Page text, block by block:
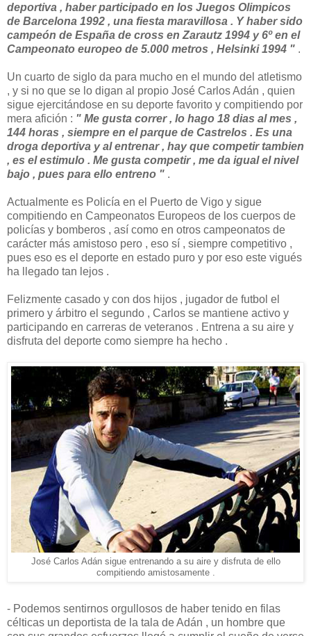
deportiva , haber participado en los Juegos Olimpicos
de Barcelona 1992 , una fiesta maravillosa . Y haber sido
campeón de España de cross en Zarautz 1994 y 6º en el
Campeonato europeo de 5.000 metros , Helsinki 1994 " .
Un cuarto de siglo da para mucho en el mundo del atletismo
, y si no que se lo digan al propio José Carlos Adán , quien
sigue ejercitándose en su deporte favorito y compitiendo por
mera afición : " Me gusta correr , lo hago 18 dias al mes ,
144 horas , siempre en el parque de Castrelos . Es una
droga deportiva y al entrenar , hay que competir tambien
, es el estimulo . Me gusta competir , me da igual el nivel
bajo , pues para ello entreno " .
Actualmente es Policía en el Puerto de Vigo y sigue
compitiendo en Campeonatos Europeos de los cuerpos de
policías y bomberos , así como en otros campeonatos de
carácter más amistoso pero , eso sí , siempre competitivo ,
pues eso es el deporte en estado puro y por eso este vigués
ha llegado tan lejos .
Felizmente casado y con dos hijos , jugador de futbol el
primero y árbitro el segundo , Carlos se mantiene activo y
participando en carreras de veteranos . Entrena a su aire y
disfruta del deporte como siempre ha hecho .
José Carlos Adán sigue entrenando a su aire y disfruta de ello
compitiendo amistosamente .
- Podemos sentirnos orgullosos de haber tenido en filas
célticas un deportista de la tala de Adán , un hombre que